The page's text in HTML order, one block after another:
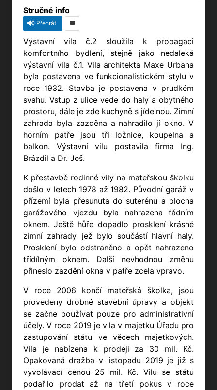
Stručné info
Přehrát
Výstavní vila č.2 sloužila k propagaci
komfortního bydlení, stejně jako nedaleká
výstavní vila č.1. Vila architekta Maxe Urbana
byla postavena ve funkcionalistickém stylu v
roce 1932. Stavba je postavena v prudkém
svahu. Vstup z ulice vede do haly a obytného
prostoru, dále je zde kuchyně s jídelnou. Zimní
zahrada byla zazděna a nahradilo jí okno. V
horním patře jsou tři ložnice, koupelna a
balkon. Výstavní vilu postavila firma Ing.
Brázdil a Dr. Ješ.
K přestavbě rodinné vily na mateřskou školku
došlo v letech 1978 až 1982. Původní garáž v
přízemí byla přesunuta do suterénu a plocha
garážového vjezdu byla nahrazena fádním
oknem. Ještě hůře dopadlo prosklení krásné
zimní zahrady, jež bylo součástí hlavní haly.
Prosklení bylo odstraněno a opět nahrazeno
třídílným oknem. Další nevhodnou změnu
přineslo zazdění okna v patře zcela vpravo.
V roce 2006 končí mateřská školka, jsou
provedeny drobné stavební úpravy a objekt
se začne používat pouze pro administrativní
účely. V roce 2019 je vila v majetku Úřadu pro
zastupování státu ve věcech majetkových.
Vila je nabízena k prodeji za 30 mil. Kč.
Opakovaná dražba v listopadu 2019 je již s
vyvolávací cenou 25 mil. Kč. Vilu se státu
podařilo prodat až na třetí pokus v roce